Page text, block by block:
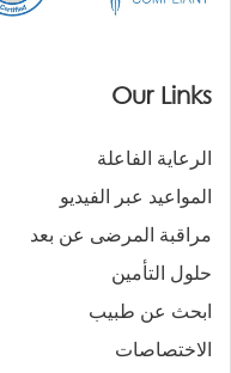
Our Links
الرعاية الفاعلة
المواعيد عبر الفيديو
مراقبة المرضى عن بعد
حلول التأمين
ابحث عن طبيب
الاختصاصات